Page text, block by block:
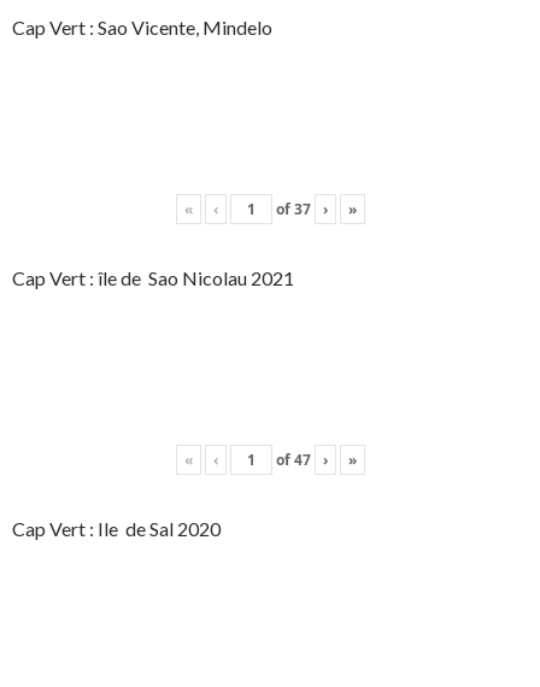
Cap Vert : Sao Vicente, Mindelo
« ‹ of37 › »
Cap Vert : île de Sao Nicolau 2021
« ‹ of47 › »
Cap Vert : Ile de Sal 2020